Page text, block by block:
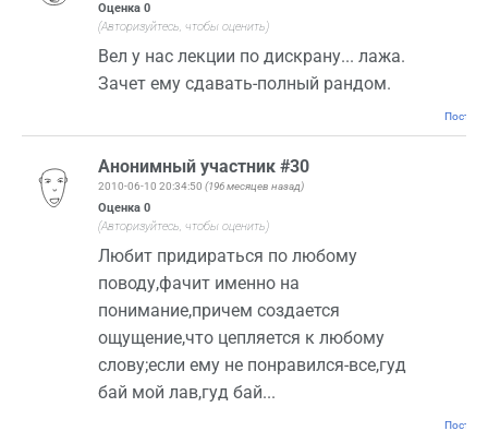
Оценка 0
(Авторизуйтесь, чтобы оценить)
Вел у нас лекции по дискрану... лажа.
Зачет ему сдавать-полный рандом.
Анонимный участник #30
2010-06-10 20:34:50 (196 месяцев назад)
Оценка 0
(Авторизуйтесь, чтобы оценить)
Любит придираться по любому
поводу,фачит именно на
понимание,причем создается
ощущение,что цепляется к любому
слову;если ему не понравился-все,гуд
бай мой лав,гуд бай...